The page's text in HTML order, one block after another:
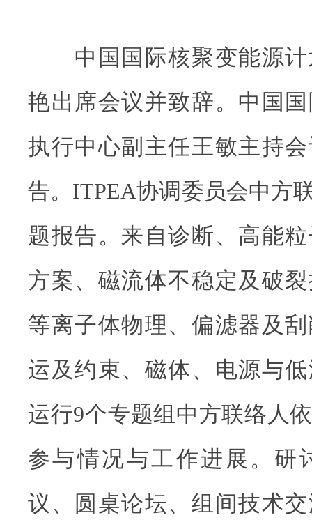
中国国际核聚变能源计
艳出席会议并致辞。中国
执行中心副主任王敏主持
告。ITPEA协调委员会中方
题报告。来自诊断、高能
方案、磁流体不稳定及破
等离子体物理、偏滤器及
运及约束、磁体、电源与
运行9个专题组中方联络人
参与情况与工作进展。研
议、圆桌论坛、组间技术